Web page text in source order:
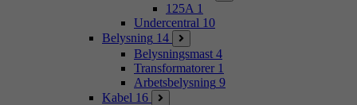
125A 1
Undercentral 10
Belysning 14
Belysningsmast 4
Transformatorer 1
Arbetsbelysning 9
Kabel 16